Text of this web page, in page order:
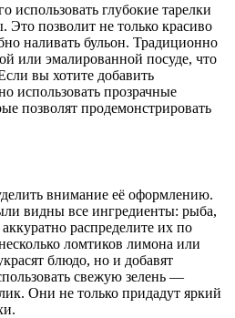
использовать глубокие тарелки
позволит не только красиво
наливать бульон. Традиционно
или эмалированной посуде, что
вы хотите добавить
использовать прозрачные
позволят продемонстрировать
внимание её оформлению.
видны все ингредиенты: рыба,
распределите их по
ломтиков лимона или
блюдо, но и добавят
свежую зелень —
Они не только придадут яркий